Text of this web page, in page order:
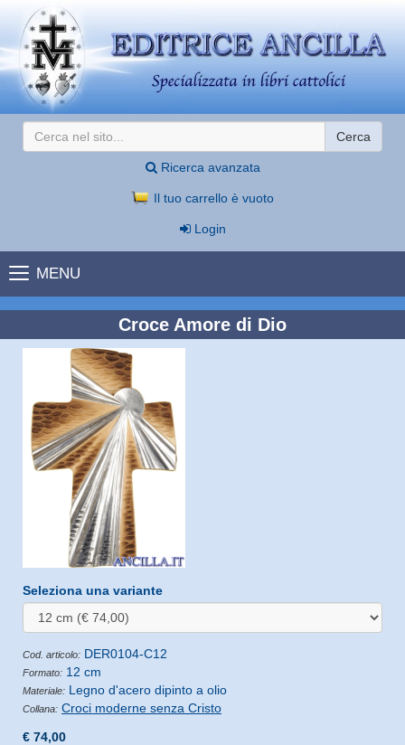
Cerca
Ricerca avanzata
Il tuo carrello è vuoto
Login
MENU
Croce Amore di Dio
Seleziona una variante
Cod. articolo: DER0104-C12
Formato: 12 cm
Materiale: Legno d'acero dipinto a olio
Collana: Croci moderne senza Cristo
€ 74,00